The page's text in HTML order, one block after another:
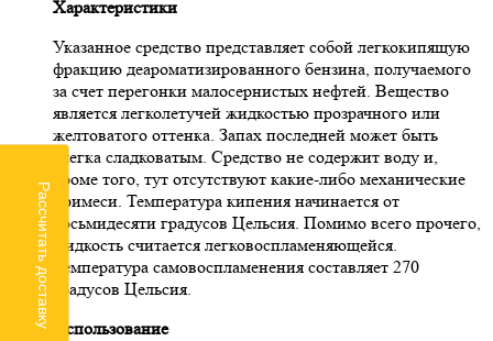
Характеристики
Указанное средство представляет собой легкокипящую
фракцию деароматизированного бензина, получаемого
за счет перегонки малосернистых нефтей. Вещество
является легколетучей жидкостью прозрачного или
желтоватого оттенка. Запах последней может быть
слегка сладковатым. Средство не содержит воду и,
кроме того, тут отсутствуют какие-либо механические
примеси. Температура кипения начинается от
восьмидесяти градусов Цельсия. Помимо всего прочего,
жидкость считается легковоспламеняющейся.
Температура самовоспламенения составляет 270
градусов Цельсия.
Использование
Рассчитать доставку